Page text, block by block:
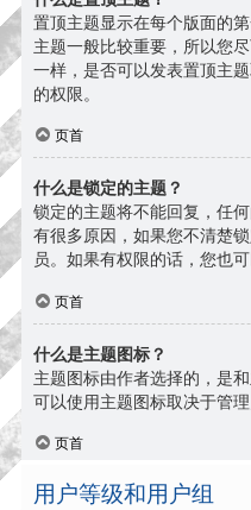
置顶主题显示在每个版面的
主题一般比较重要，所以您
一样，是否可以发表置顶主
的权限。
页首
什么是锁定的主题？
锁定的主题将不能回复，任
有很多原因，如果您不清楚
员。如果有权限的话，您也
页首
什么是主题图标？
主题图标由作者选择的，是
可以使用主题图标取决于管理
页首
用户等级和用户组